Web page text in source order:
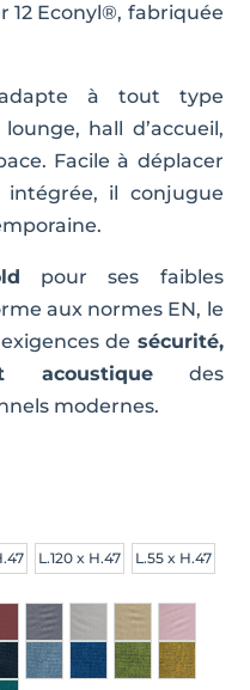
12 Econyl®, fabriquée
à tout type
hall d’accueil,
Facile à déplacer
il conjugue
pour ses faibles
aux normes EN, le
de sécurité,
des
modernes.
L.120 x H.47 L.55 x H.47